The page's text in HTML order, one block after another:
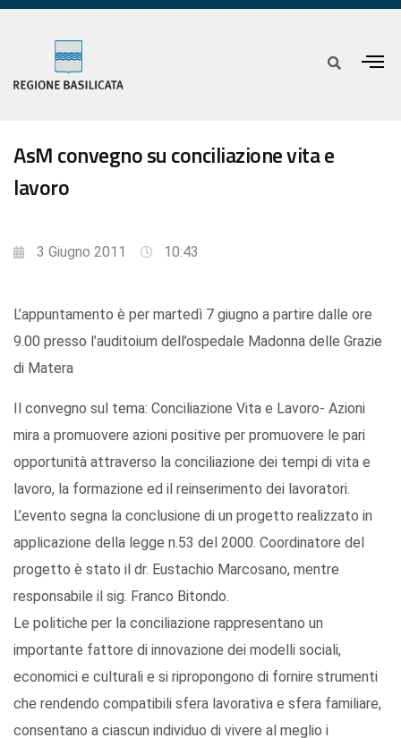
AsM convegno su conciliazione vita e
lavoro
3 Giugno 2011 10:43
L’appuntamento è per martedì 7 giugno a partire dalle ore
9.00 presso l’auditoium dell’ospedale Madonna delle Grazie
di Matera
Il convegno sul tema: Conciliazione Vita e Lavoro- Azioni
mira a promuovere azioni positive per promuovere le pari
opportunità attraverso la conciliazione dei tempi di vita e
lavoro, la formazione ed il reinserimento dei lavoratori.
L’evento segna la conclusione di un progetto realizzato in
applicazione della legge n.53 del 2000. Coordinatore del
progetto è stato il dr. Eustachio Marcosano, mentre
responsabile il sig. Franco Bitondo.
Le politiche per la conciliazione rappresentano un
importante fattore di innovazione dei modelli sociali,
economici e culturali e si ripropongono di fornire strumenti
che rendendo compatibili sfera lavorativa e sfera familiare,
consentano a ciascun individuo di vivere al meglio i